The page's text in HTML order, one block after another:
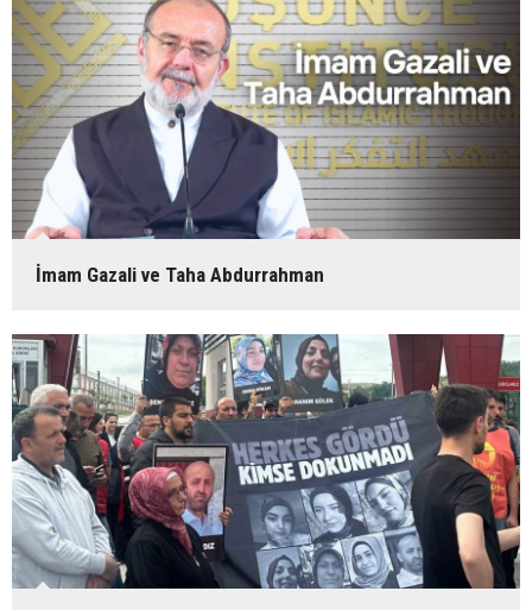
İmam Gazali ve Taha Abdurrahman